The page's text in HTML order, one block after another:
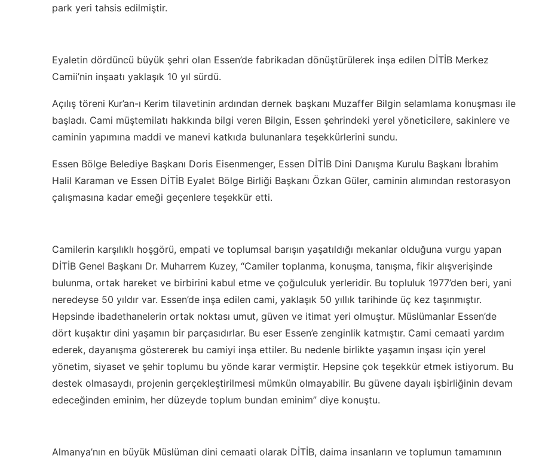
park yeri tahsis edilmiştir.
Eyaletin dördüncü büyük şehri olan Essen’de fabrikadan dönüştürülerek inşa edilen DİTİB Merkez
Camii’nin inşaatı yaklaşık 10 yıl sürdü.
Açılış töreni Kur’an-ı Kerim tilavetinin ardından dernek başkanı Muzaffer Bilgin selamlama konuşması ile
başladı. Cami müştemilatı hakkında bilgi veren Bilgin, Essen şehrindeki yerel yöneticilere, sakinlere ve
caminin yapımına maddi ve manevi katkıda bulunanlara teşekkürlerini sundu.
Essen Bölge Belediye Başkanı Doris Eisenmenger, Essen DİTİB Dini Danışma Kurulu Başkanı İbrahim
Halil Karaman ve Essen DİTİB Eyalet Bölge Birliği Başkanı Özkan Güler, caminin alımından restorasyon
çalışmasına kadar emeği geçenlere teşekkür etti.
Camilerin karşılıklı hoşgörü, empati ve toplumsal barışın yaşatıldığı mekanlar olduğuna vurgu yapan
DİTİB Genel Başkanı Dr. Muharrem Kuzey, “Camiler toplanma, konuşma, tanışma, fikir alışverişinde
bulunma, ortak hareket ve birbirini kabul etme ve çoğulculuk yerleridir. Bu topluluk 1977’den beri, yani
neredeyse 50 yıldır var. Essen’de inşa edilen cami, yaklaşık 50 yıllık tarihinde üç kez taşınmıştır.
Hepsinde ibadethanelerin ortak noktası umut, güven ve itimat yeri olmuştur. Müslümanlar Essen’de
dört kuşaktır dini yaşamın bir parçasıdırlar. Bu eser Essen’e zenginlik katmıştır. Cami cemaati yardım
ederek, dayanışma göstererek bu camiyi inşa ettiler. Bu nedenle birlikte yaşamın inşası için yerel
yönetim, siyaset ve şehir toplumu bu yönde karar vermiştir. Hepsine çok teşekkür etmek istiyorum. Bu
destek olmasaydı, projenin gerçekleştirilmesi mümkün olmayabilir. Bu güvene dayalı işbirliğinin devam
edeceğinden eminim, her düzeyde toplum bundan eminim” diye konuştu.
Almanya’nın en büyük Müslüman dini cemaati olarak DİTİB, daima insanların ve toplumun tamamının